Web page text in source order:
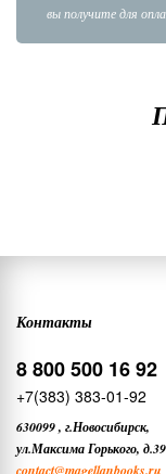
вы получите для
Контакты
8 800 500 16 92
+7(383) 383-01-92
630099, г.Новосибирск,
ул.Максима Горького, д.39
contact@magellanbooks.ru